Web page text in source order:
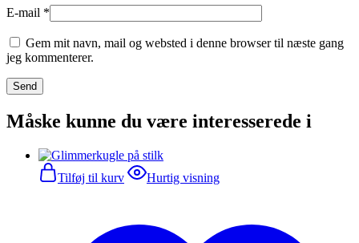
E-mail *
Gem mit navn, mail og websted i denne browser til næste gang
jeg kommenterer.
Måske kunne du være interesserede i
Tilføj til kurv Hurtig visning